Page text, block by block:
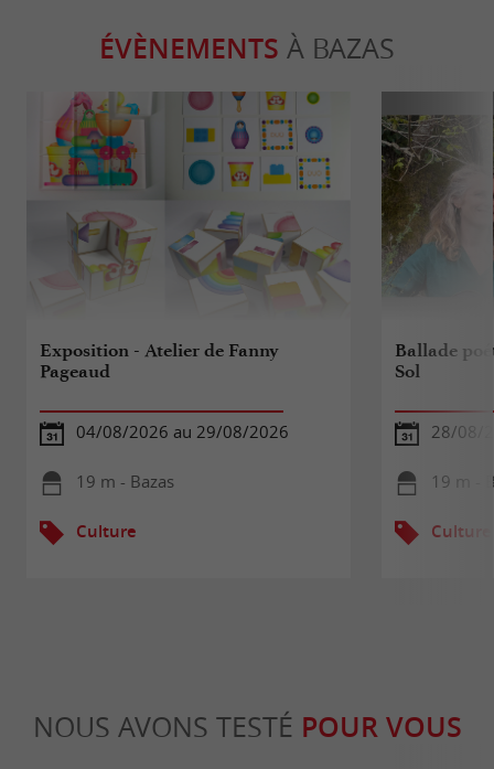
ÉVÈNEMENTS À BAZAS
Exposition - Atelier de Fanny
Pageaud
04/08/2026 au 29/08/2026
19 m - Bazas
Culture
Ballade
Sol
28/08/
19 m -
Culture
NOUS AVONS TESTÉ POUR VOUS